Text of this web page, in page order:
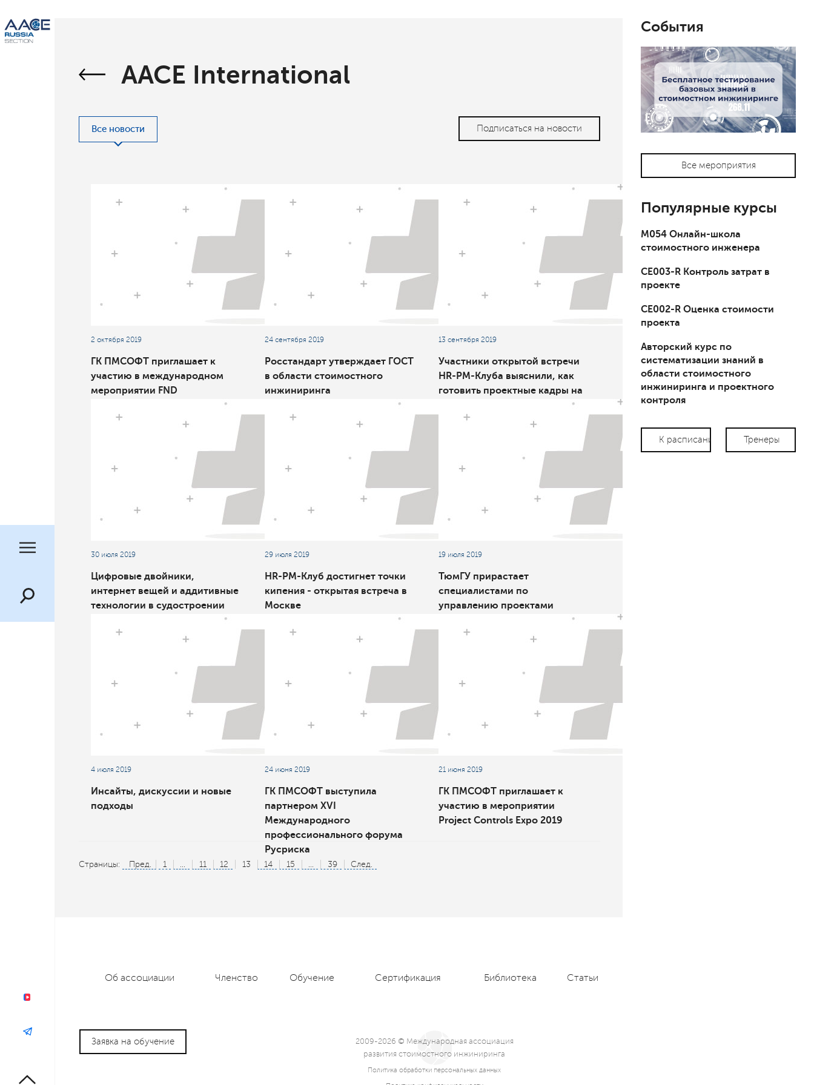
AACE International
Все новости Подписаться на новости
2 октября 2019
ГК ПМСОФТ приглашает к
участию в международном
мероприятии FND
24 сентября 2019
Росстандарт утверждает ГОСТ
в области стоимостного
инжиниринга
13 сентября 2019
Участники открытой встречи
HR-PM-Клуба выяснили, как
готовить проектные кадры на
30 июля 2019
Цифровые двойники,
интернет вещей и аддитивные
технологии в судостроении
конференции МОРИНТЕХ-
мероприятий IX
Международного военно-
«МВМС-2019»
29 июля 2019
HR-PM-Клуб достигнет точки
кипения - открытая встреча в
Москве
19 июля 2019
ТюмГУ прирастает
специалистами по
управлению проектами
4 июля 2019
Инсайты, дискуссии и новые
подходы
24 июня 2019
ГК ПМСОФТ выступила
партнером XVI
Международного
профессионального форума
Русриска
21 июня 2019
ГК ПМСОФТ приглашает к
участию в мероприятии
Project Controls Expo 2019
Страницы: Пред. 1 11 12 13 14 15 39 След.
События
Все мероприятия
Популярные курсы
М054 Онлайн-школа
стоимостного инженера
СЕ003-R Контроль затрат в
проекте
СЕ002-R Оценка стоимости
проекта
Авторский курс по
систематизации знаний в
области стоимостного
инжиниринга и проектного
контроля
К расписанию Тренеры
Заявка на обучение
Об ассоциации Членство Обучение Сертификация Библиотека Статьи
2009-2026 © Международная ассоциация
развития стоимостного инжиниринга
Политика обработки персональных данных